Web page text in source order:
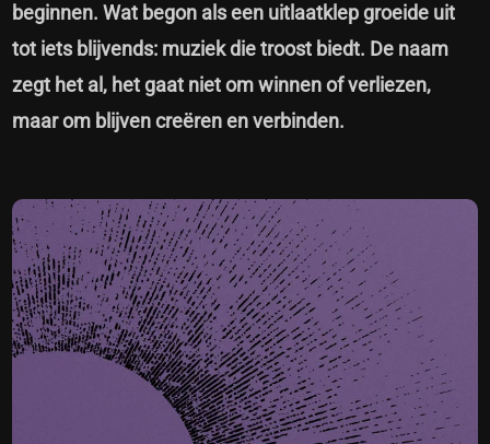
beginnen. Wat begon als een uitlaatklep groeide uit
tot iets blijvends: muziek die troost biedt. De naam
zegt het al, het gaat niet om winnen of verliezen,
maar om blijven creëren en verbinden.